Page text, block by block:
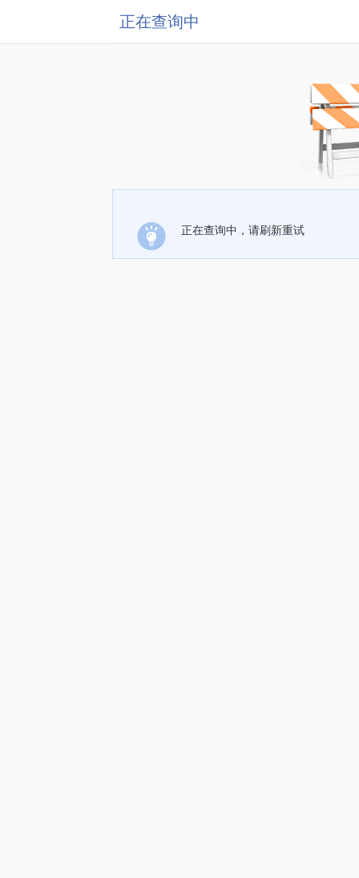
正在查询中
正在查询中，请刷新重试